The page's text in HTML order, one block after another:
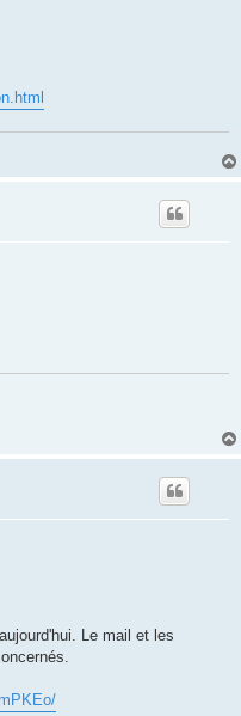
Le mail et les